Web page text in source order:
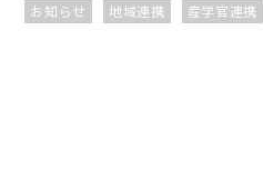
お知らせ 地域連携 産学官連携